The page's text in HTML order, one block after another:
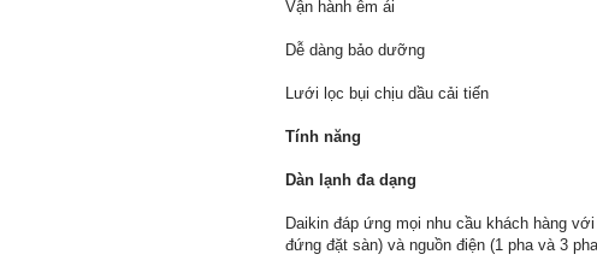
Vận hành êm ái
Dễ dàng bảo dưỡng
Lưới lọc bụi chịu dầu cải tiến
Tính năng
Dàn lạnh đa dạng
Daikin đáp ứng mọi nhu cầu khách hàng
đứng đặt sàn) và nguồn điện (1 pha và 3